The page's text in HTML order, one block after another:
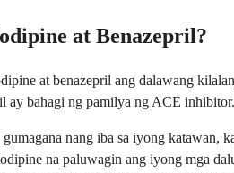
at Benazepril?
at benazepril ang dalawang
ay bahagi ng pamilya ng ACE inhibitor.
nang iba sa iyong katawan,
na paluwagin ang iyong mga